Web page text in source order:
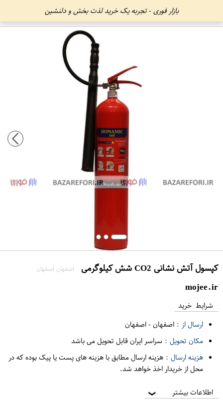
بازار فوری - تجربه یک خرید لذت بخش و دلنشین
کپسول آتش نشانی CO2 شش کیلوگرمی اصفهان اصفهان
mojee.ir
شرایط خرید
ارسال از : اصفهان-اصفهان
مکان تحویل : سراسر ایران قابل تحویل می باشد
هزینه ارسال : هزینه ارسال مطابق با هزینه های پست یا پیک بوده که در
محل از خریدار اخذ خواهد شد.
اطلاعات بیشتر ❯